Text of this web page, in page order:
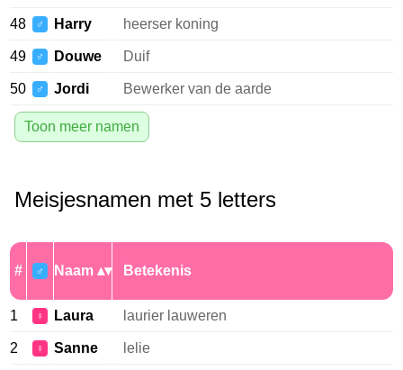
48 ♂ Harry heerser koning
49 ♂ Douwe Duif
50 ♂ Jordi Bewerker van de aarde
Toon meer namen
Meisjesnamen met 5 letters
# ♂ Naam Betekenis
1 ♀ Laura laurier lauweren
2 ♀ Sanne lelie